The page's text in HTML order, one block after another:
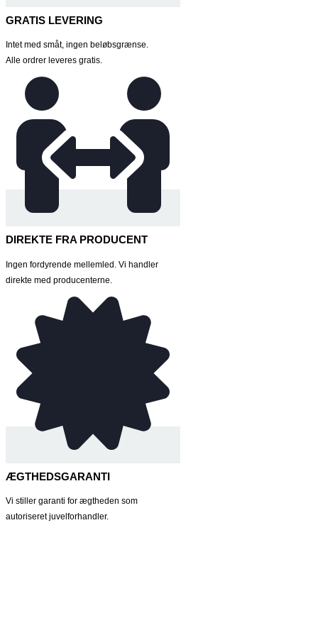
GRATIS LEVERING
Intet med småt, ingen beløbsgrænse.
Alle ordrer leveres gratis.
DIREKTE FRA PRODUCENT
Ingen fordyrende mellemled. Vi handler
direkte med producenterne.
ÆGTHEDSGARANTI
Vi stiller garanti for ægtheden som
autoriseret juvelforhandler.